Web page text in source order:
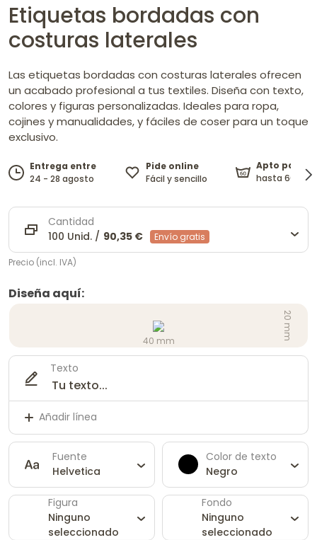
Etiquetas bordadas con
costuras laterales
Las etiquetas bordadas con costuras laterales ofrecen
un acabado profesional a tus textiles. Diseña con texto,
colores y figuras personalizadas. Ideales para ropa,
cojines y manualidades, y fáciles de coser para un toque
exclusivo.
Entrega entre
24 - 28 agosto
Pide online
Fácil y sencillo
Apto para
hasta 60°C.
Cantidad
100 Unid. / 90,35 € Envío gratis
Precio (incl. IVA)
Diseña aquí:
20 mm
40 mm
Texto
Añadir línea
Fuente
Helvetica
Color de texto
Negro
Figura
Ninguno
seleccionado
Fondo
Ninguno
seleccionado